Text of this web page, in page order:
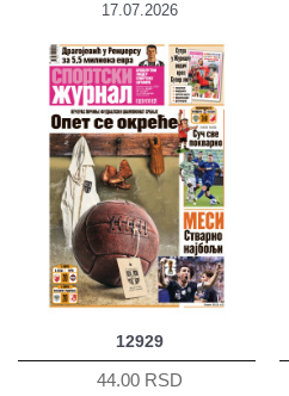
17.07.2026
12929
44.00 RSD